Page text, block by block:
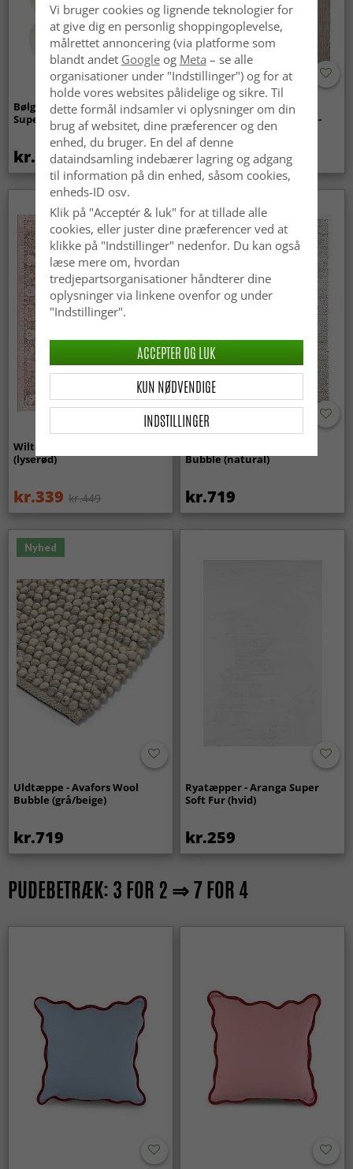
Bølget ryatæppe - Aranga
Super Soft Fur (beige)
kr.369
Tæpper til
indendørs/udendørs brug -
Arlo (beige)
kr.449
Wilton-tæppe - Gombalia
(lyserød)
kr.339 kr.449
Bubble (natural)
kr.719
Nyhed
Uldtæppe - Avafors Wool
Bubble (grå/beige)
kr.719
Ryatæpper - Aranga Super
Soft Fur (hvid)
kr.259
PUDEBETRÆK: 3 FOR 2 ⇒ 7 FOR 4
Vi bruger cookies og lignende teknologier for
at give dig en personlig shoppingoplevelse,
målrettet annoncering (via platforme som
blandt andet Googleog Meta – se alle
organisationer under "Indstillinger") og for at
holde vores websites pålidelige og sikre. Til
dette formål indsamler vi oplysninger om din
brug af websitet, dine præferencer og den
enhed, du bruger. En del af denne
dataindsamling indebærer lagring og adgang
til information på din enhed, såsom cookies,
enheds-ID osv.
Klik på "Acceptér & luk" for at tillade alle
cookies, eller juster dine præferencer ved at
klikke på "Indstillinger" nedenfor. Du kan også
læse mere om, hvordan
tredjepartsorganisationer håndterer dine
oplysninger via linkene ovenfor og under
"Indstillinger".
INDSTILLINGER
KUN NØDVENDIGE
ACCEPTER OG LUK